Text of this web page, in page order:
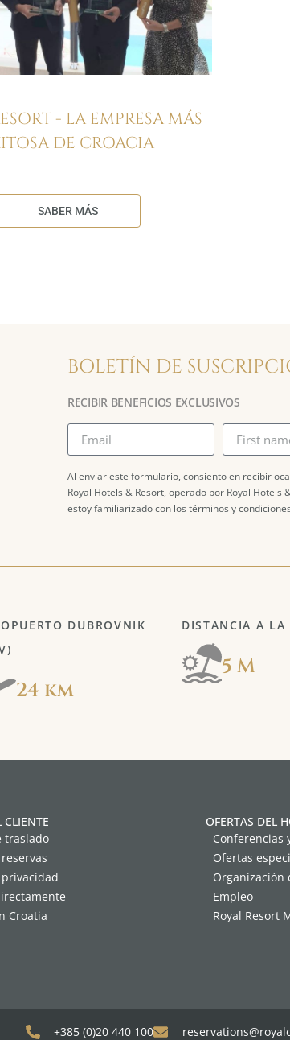
- LA EMPRESA MÁS
DE CROACIA
SABER MÁS
BOLETÍN DE
RECIBIR BENEFICIOS EXCLUSIVOS
Al enviar este formulario, consiento en recibir
Royal Hotels & Resort, operado por Royal
estoy familiarizado con los términos y
DUBROVNIK
24 km
DISTANCIA A LA
5 M
CLIENTE
traslado
Croatia
OFERTAS DEL
Conferencias
Ofertas
Organización
Empleo
Royal Resort
+385 (0)20 440 100